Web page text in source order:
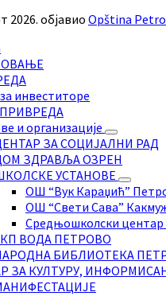
2026.објавио Opština
инвеститоре
и организације
ЗА СОЦИЈАЛНИ РАД
ЗДРАВЉА ОЗРЕН
УСТАНОВЕ
ОШ “Вук Караџић”
ОШ “Свети Сава”
Средњошколски
ВОДА ПЕТРОВО
БИБЛИОТЕКА
ЗА КУЛТУРУ,